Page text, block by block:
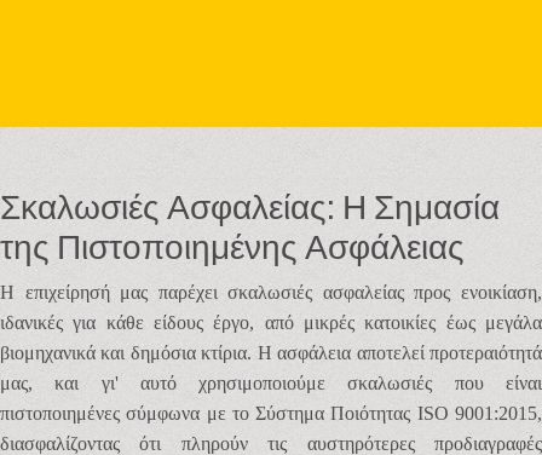
Σκαλωσιές Ασφαλείας: Η Σημασία
της Πιστοποιημένης Ασφάλειας
Η επιχείρησή μας παρέχει σκαλωσιές ασφαλείας προς ενοικίαση,
ιδανικές για κάθε είδους έργο, από μικρές κατοικίες έως μεγάλα
βιομηχανικά και δημόσια κτίρια. Η ασφάλεια αποτελεί προτεραιότητά
μας, και γι' αυτό χρησιμοποιούμε σκαλωσιές που είναι
πιστοποιημένες σύμφωνα με το Σύστημα Ποιότητας ISO 9001:2015,
διασφαλίζοντας ότι πληρούν τις αυστηρότερες προδιαγραφές